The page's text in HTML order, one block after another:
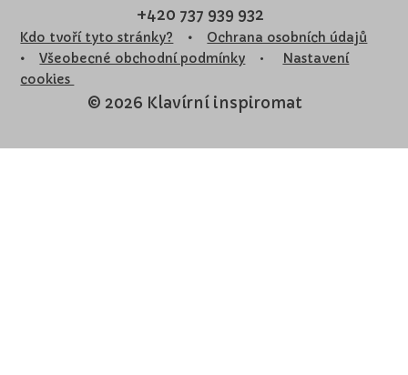
+420 737 939 932
Kdo tvoří tyto stránky? •
Ochrana osobních údajů
•
Všeobecné obchodní podmínky • Nastavení
cookies
© 2026 Klavírní inspiromat